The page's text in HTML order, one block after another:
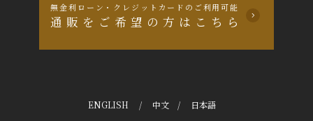
無金利ローン・クレジットカードのご利用可能
通販をご希望の方はこちら
ENGLISH / 中文 / 日本語